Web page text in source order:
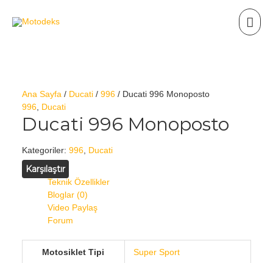
Ana Sayfa / Ducati/ 996/ Ducati 996 Monoposto
996, Ducati
Ducati 996 Monoposto
Kategoriler: 996, Ducati
Karşılaştır
Teknik Özellikler
Bloglar (0)
Video Paylaş
Forum
Motosiklet Tipi Super Sport